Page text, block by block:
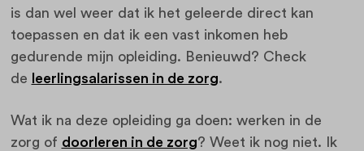
is dan wel weer dat ik het geleerde direct kan
toepassen en dat ik een vast inkomen heb
gedurende mijn opleiding. Benieuwd? Check
de
leerlingsalarissen in de zorg.
Wat ik na deze opleiding ga doen: werken in de
zorg of doorleren in de zorg? Weet ik nog niet. Ik